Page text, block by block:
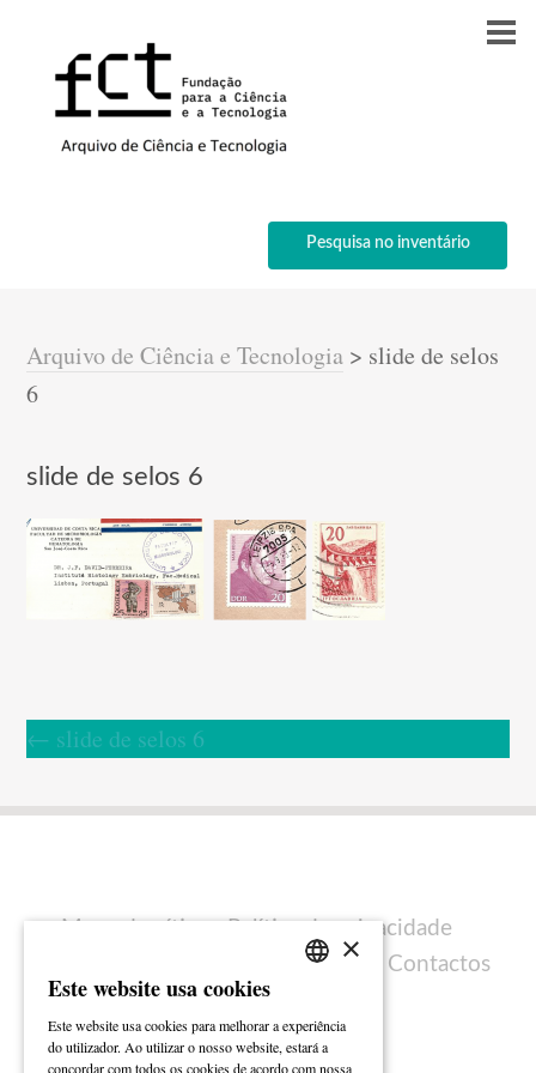
Pesquisa no inventário
Arquivo de Ciência e Tecnologia > slide de selos
6
slide de selos 6
← slide de selos 6
Mapa do sítio
Política de privacidade
Ficha técnica Contactos
ENGLISH
×
Este website usa cookies
Este website usa cookies para melhorar a experiência
do utilizador. Ao utilizar o nosso website, estará a
concordar com todos os cookies de acordo com nossa